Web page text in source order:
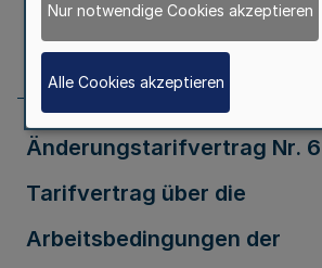
Seite 724
Änderungstarifvertrag Nr.
Tarifvertrag über die
Arbeitsbedingungen der
Nur notwendige Cookies akzeptieren
Alle Cookies akzeptieren